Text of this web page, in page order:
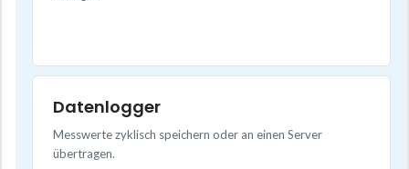
Datenlogger
Messwerte zyklisch speichern oder an einen Server
übertragen.